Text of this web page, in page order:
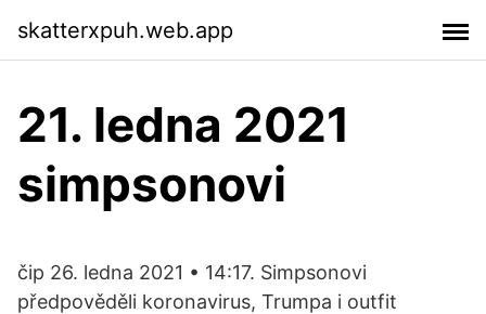
skatterxpuh.web.app
21. ledna 2021
simpsonovi
čip 26. ledna 2021 • 14:17. Simpsonovi
předpověděli koronavirus, Trumpa i outfit